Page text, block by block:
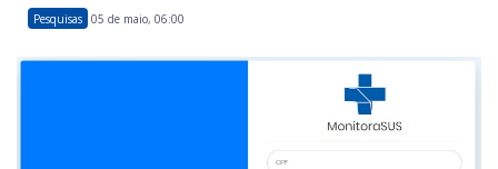
Pesquisas 05 de maio, 06:00